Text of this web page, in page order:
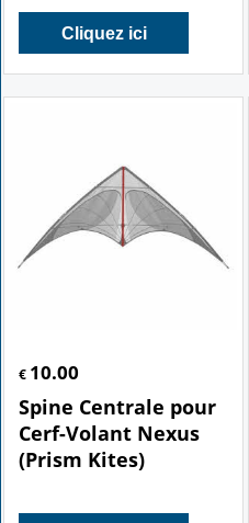
Cliquez ici
€ 10.00
Spine Centrale pour
Cerf-Volant Nexus
(Prism Kites)